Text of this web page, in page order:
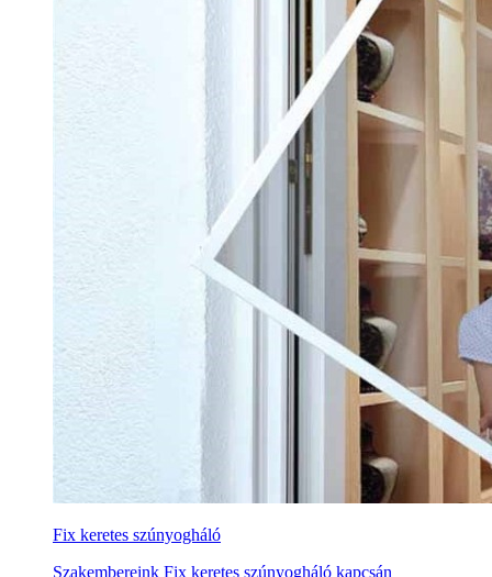
Fix keretes szúnyogháló
Szakembereink Fix keretes szúnyogháló kapcsán